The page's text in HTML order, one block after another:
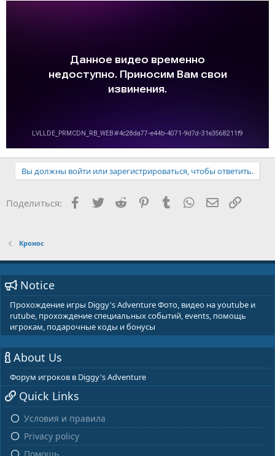
Вы должны войти или зарегистрироваться, чтобы ответить.
Поделиться: Facebook
Twitter Reddit PinterestTumblr WhatsApp
E-mail
Кронос
Notice
Прохождение игры Diggy's Adventure Фото, видео на youtube и
rutube, прохождение специальных событий, events, помощь
игрокам, подарочные коды и бонусы
About Us
Форум игроков в Diggy's Adventure
Quick Links
Условия и правила
Privacy policy